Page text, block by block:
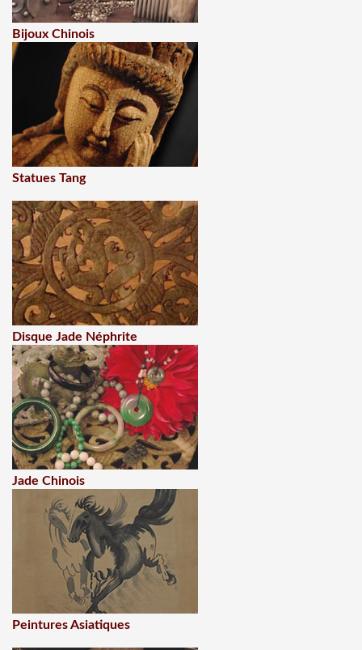
Bijoux Chinois
Statues Tang
Disque Jade Néphrite
Jade Chinois
Peintures Asiatiques